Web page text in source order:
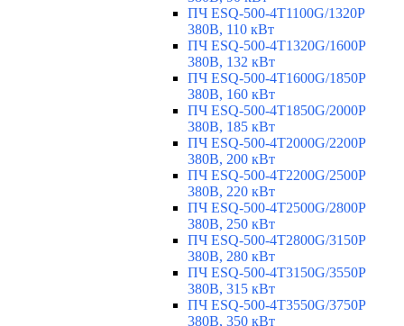
ПЧ ESQ-500-4T1100G/1320P
380В, 110 кВт
ПЧ ESQ-500-4T1320G/1600P
380В, 132 кВт
ПЧ ESQ-500-4T1600G/1850P
380В, 160 кВт
ПЧ ESQ-500-4T1850G/2000P
380В, 185 кВт
ПЧ ESQ-500-4T2000G/2200P
380В, 200 кВт
ПЧ ESQ-500-4T2200G/2500P
380В, 220 кВт
ПЧ ESQ-500-4T2500G/2800P
380В, 250 кВт
ПЧ ESQ-500-4T2800G/3150P
380В, 280 кВт
ПЧ ESQ-500-4T3150G/3550P
380В, 315 кВт
ПЧ ESQ-500-4T3550G/3750P
380В, 350 кВт